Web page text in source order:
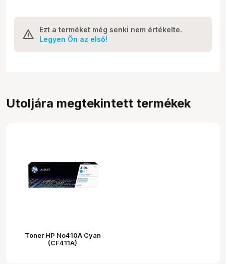
Ezt a terméket még senki nem értékelte.
Legyen Ön az első!
Utoljára megtekintett termékek
Toner HP No410A Cyan
(CF411A)